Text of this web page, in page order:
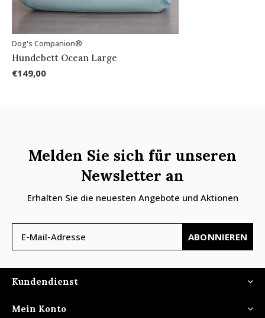
Dog's Companion®
Hundebett Ocean Large
€149,00
Melden Sie sich für unseren
Newsletter an
Erhalten Sie die neuesten Angebote und Aktionen
ABONNIEREN
Kundendienst
Mein Konto